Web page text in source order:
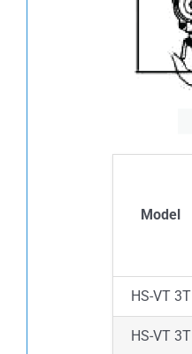
Model
HS-VT 3T
HS-VT 3T